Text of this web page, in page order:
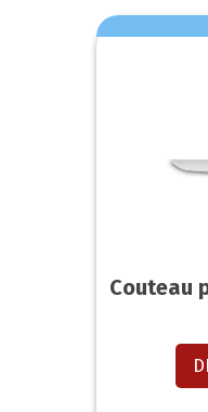
Couteau